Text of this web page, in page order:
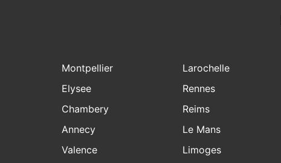
Montpellier
Elysee
Chambery
Annecy
Valence
Larochelle
Rennes
Reims
Le Mans
Limoges